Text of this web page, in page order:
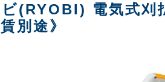
ビ(RYOBI) 電気式
別途》